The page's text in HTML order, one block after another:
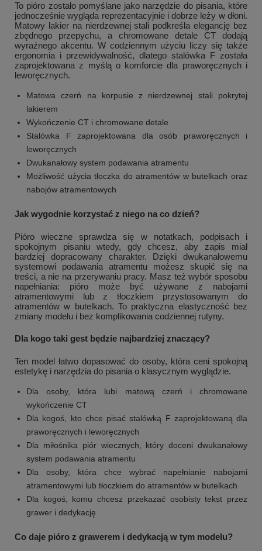
To pióro zostało pomyślane jako narzędzie do pisania, które
jednocześnie wygląda reprezentacyjnie i dobrze leży w dłoni.
Matowy lakier na nierdzewnej stali podkreśla elegancję bez
zbędnego przepychu, a chromowane detale CT dodają
wyraźnego akcentu. W codziennym użyciu liczy się także
ergonomia i przewidywalność, dlatego stalówka F została
zaprojektowana z myślą o komforcie dla praworęcznych i
leworęcznych.
Matowa czerń na korpusie z nierdzewnej stali pokrytej
lakierem
Wykończenie CT i chromowane detale
Stalówka F zaprojektowana dla osób praworęcznych i
leworęcznych
Dwukanałowy system podawania atramentu
Możliwość użycia tłoczka do atramentów w butelkach oraz
nabojów atramentowych
Jak wygodnie korzystać z niego na co dzień?
Pióro wieczne sprawdza się w notatkach, podpisach i
spokojnym pisaniu wtedy, gdy chcesz, aby zapis miał
bardziej dopracowany charakter. Dzięki dwukanałowemu
systemowi podawania atramentu możesz skupić się na
treści, a nie na przerywaniu pracy. Masz też wybór sposobu
napełniania: pióro może być używane z nabojami
atramentowymi lub z tłoczkiem przystosowanym do
atramentów w butelkach. To praktyczna elastyczność bez
zmiany modelu i bez komplikowania codziennej rutyny.
Dla kogo taki gest będzie najbardziej znaczący?
Ten model łatwo dopasować do osoby, która ceni spokojną
estetykę i narzędzia do pisania o klasycznym wyglądzie.
Dla osoby, która lubi matową czerń i chromowane
wykończenie CT
Dla kogoś, kto chce pisać stalówką F zaprojektowaną dla
praworęcznych i leworęcznych
Dla miłośnika piór wiecznych, który doceni dwukanałowy
system podawania atramentu
Dla osoby, która chce wybrać napełnianie nabojami
atramentowymi lub tłoczkiem do atramentów w butelkach
Dla kogoś, komu chcesz przekazać osobisty tekst przez
grawer i dedykację
Co daje pióro z grawerem i dedykacją w tym modelu?